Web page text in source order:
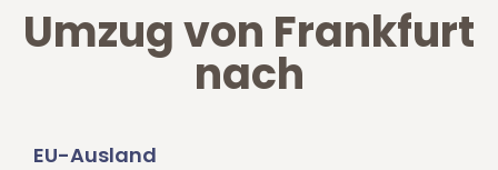
Umzug von Frankfurt
nach
EU-Ausland